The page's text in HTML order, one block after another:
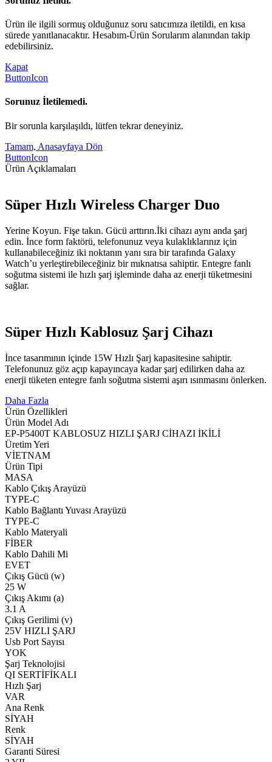
Ürün ile ilgili sormuş olduğunuz soru satıcımıza iletildi, en kısa
sürede yanıtlanacaktır. Hesabım-Ürün Sorularım alanından takip
edebilirsiniz.
Kapat
ButtonIcon
Sorunuz İletilemedi.
Bir sorunla karşılaşıldı, lütfen tekrar deneyiniz.
Tamam, Anasayfaya Dön
ButtonIcon
Ürün Açıklamaları
Süper Hızlı Wireless Charger Duo
Yerine Koyun. Fişe takın. Gücü arttırın.İki cihazı aynı anda şarj
edin. İnce form faktörü, telefonunuz veya kulaklıklarınız için
kullanabileceğiniz iki noktanın yanı sıra bir tarafında Galaxy
Watch’u yerleştirebileceğiniz bir mıknatısa sahiptir. Entegre fanlı
soğutma sistemi ile hızlı şarj işleminde daha az enerji tüketmesini
sağlar.
Süper Hızlı Kablosuz Şarj Cihazı
İnce tasarımının içinde 15W Hızlı Şarj kapasitesine sahiptir.
Telefonunuz göz açıp kapayıncaya kadar şarj edilirken daha az
enerji tüketen entegre fanlı soğutma sistemi aşırı ısınmasını önlerken.
Daha Fazla
Ürün Özellikleri
Ürün Model Adı
EP-P5400T KABLOSUZ HIZLI ŞARJ CİHAZI İKİLİ
Üretim Yeri
VİETNAM
Ürün Tipi
MASA
Kablo Çıkış Arayüzü
TYPE-C
Kablo Bağlantı Yuvası Arayüzü
TYPE-C
Kablo Materyali
FİBER
Kablo Dahili Mi
EVET
Çıkış Gücü (w)
25 W
Çıkış Akımı (a)
3.1 A
Çıkış Gerilimi (v)
25V HIZLI ŞARJ
Usb Port Sayısı
YOK
Şarj Teknolojisi
QI SERTİFİKALI
Hızlı Şarj
VAR
Ana Renk
SİYAH
Renk
SİYAH
Garanti Süresi